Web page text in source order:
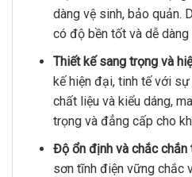
dàng vệ sinh, bảo quản.
có độ bền tốt và dễ dàng
Thiết kế sang trọng và
kế hiện đại, tinh tế với
chất liệu và kiểu dáng,
trọng và đẳng cấp cho
Độ ổn định và chắc chắn
sơn tĩnh điện vững chắc